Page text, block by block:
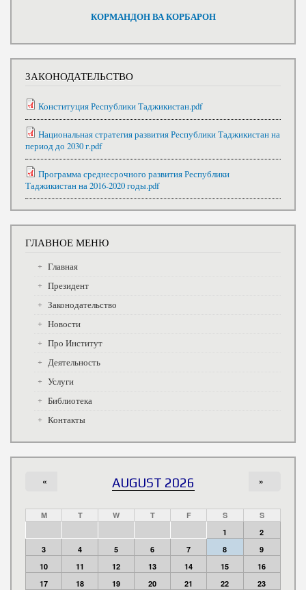
КОРМАНДОН ВА КОРБАРОН
ЗАКОНОДАТЕЛЬСТВО
Конституция Республики Таджикистан.pdf
Национальная стратегия развития Республики Таджикистан на
период до 2030 г.pdf
Программа среднесрочного развития Республики
Таджикистан на 2016-2020 годы.pdf
ГЛАВНОЕ МЕНЮ
Главная
Президент
Законодательство
Новости
Про Институт
Деятельность
Услуги
Библиотека
Контакты
AUGUST 2026
« »
M T W T F S
S
1
2
3
4 5 6 7 8
9
10
11 12 13 14 15
16
17
18 19 20 21 22
23